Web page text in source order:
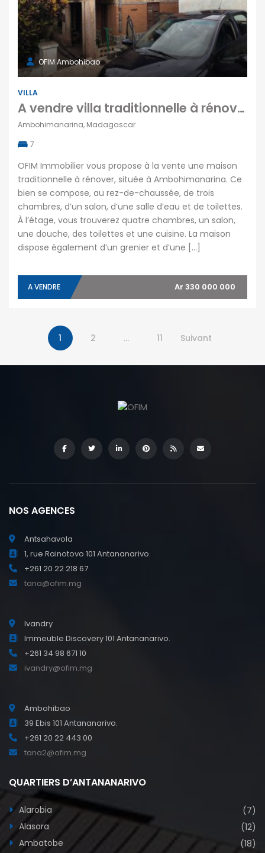
OFIM Ambohibao
VILLA
A vendre villa traditionnelle à rénover située à Ambohimanarina
Ambohimanarina, Madagascar
7
OFIM Immobilier vous propose à la vente une maison
traditionnelle à rénover, située à Ambohimanarina. Ce
bien se compose, au rez-de-chaussée, de trois
chambres, d’un salon, d’une salle d’eau et de toilettes.
À l’étage, vous trouverez quatre chambres, un salon,
une douche, des toilettes et une cuisine. La maison
dispose également d’un grenier et d’une […]
A VENDRE Ar 330 000 000
1 2 … 11 Suivant
NOS AGENCES
Antsahavola
1, rue Rainotovo 101 Antananarivo.
+261 20 22 218 67
tana@ofim.mg
Ivandry
Immeuble Discovery 101 Antananarivo.
+261 34 98 671 10
ivandry@ofim.mg
Ambohibao
39 Ebis 101 Antananarivo.
+261 20 22 443 00
tana2@ofim.mg
QUARTIERS D’ANTANANARIVO
Alarobia
(7)
Alasora
(12)
Ambatobe
(18)